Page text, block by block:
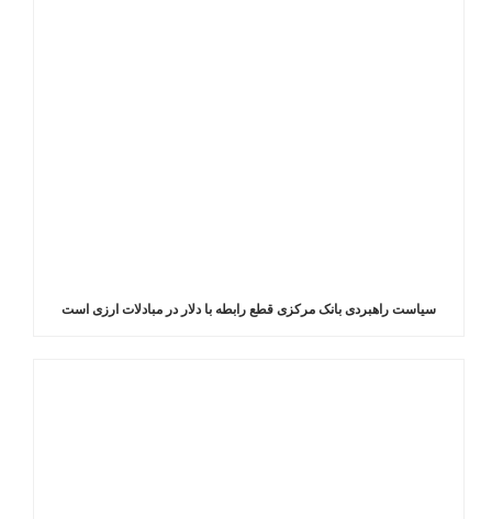
سیاست راهبردی بانک مرکزی قطع رابطه با دلار در مبادلات ارزی است